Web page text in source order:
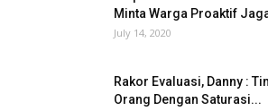
Minta Warga Proaktif
July 14, 2020
Rakor Evaluasi, Danny :
Orang Dengan Saturasi...